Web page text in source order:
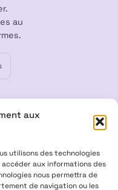
aux
utilisons des technologies
aux informations des
nous permettra de
de navigation ou les
au
Cookies
réservés